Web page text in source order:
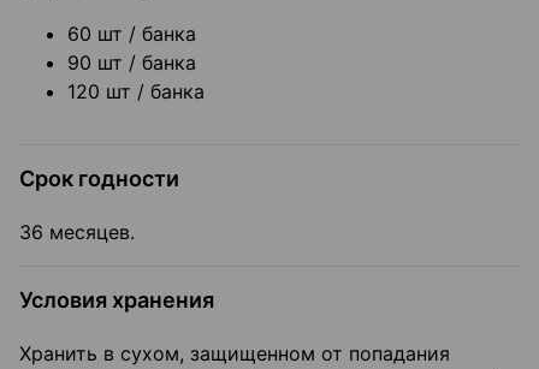
60 шт / банка
90 шт / банка
120 шт / банка
Срок годности
36 месяцев.
Условия хранения
Хранить в сухом, защищенном от попадания